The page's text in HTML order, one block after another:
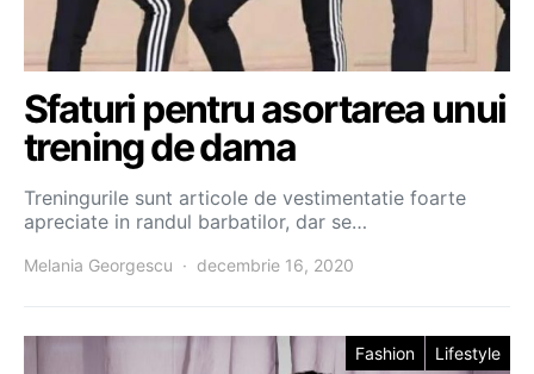
Sfaturi pentru asortarea unui
trening de dama
Treningurile sunt articole de vestimentatie foarte
apreciate in randul barbatilor, dar se…
Melania Georgescu decembrie 16, 2020
Fashion Lifestyle